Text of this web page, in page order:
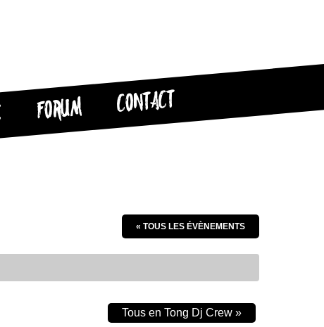
FORUM CONTACT
« TOUS LES ÉVÈNEMENTS
Tous en Tong Dj Crew »